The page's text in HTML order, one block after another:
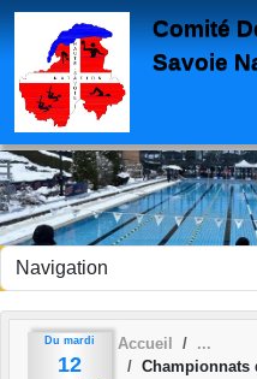
Comité
Savoie
Du mardi
12
Accueil
Championnats
Panneau de gestion des